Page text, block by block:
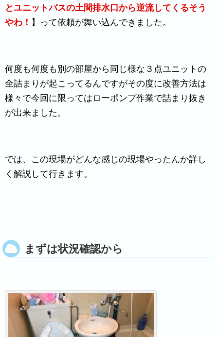
とユニットバスの土間排水口から逆流してくるそう
やわ！ 】って依頼が舞い込んできました。
何度も何度も別の部屋から同じ様な３点ユニットの
全詰まりが起こってるんですがその度に改善方法は
様々で今回に限ってはローポンプ作業で詰まり抜き
が出来ました。
では、この現場がどんな感じの現場やったんか詳し
く解説して行きます。
まずは状況確認から